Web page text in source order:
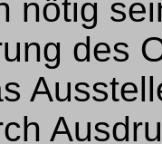
nötig
des